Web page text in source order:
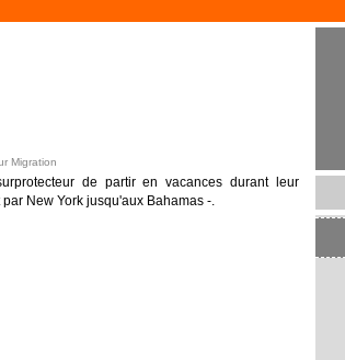
Migration
de partir en vacances durant leur
New York jusqu'aux Bahamas -.